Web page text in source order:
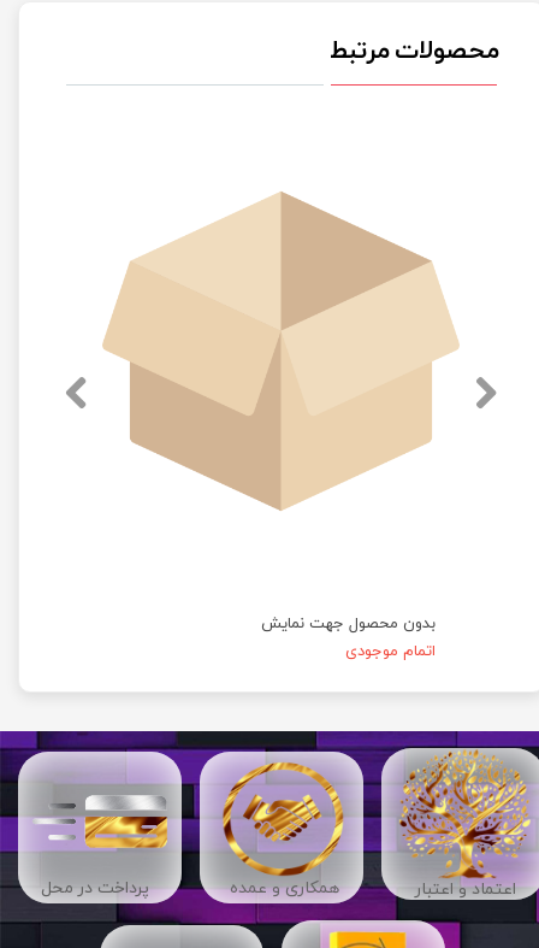
محصولات مرتبط
بدون محصول جهت نمایش
اتمام موجودی
اعتماد و اعتبار پرداخت در محل ​​همکاری و عمده